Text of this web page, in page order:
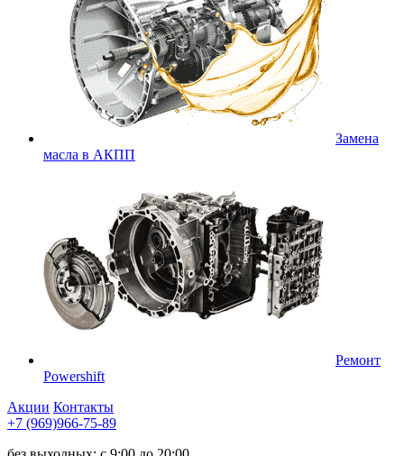
Замена
масла в АКПП
Ремонт
Powershift
Акции Контакты
+7 (969)966-75-89